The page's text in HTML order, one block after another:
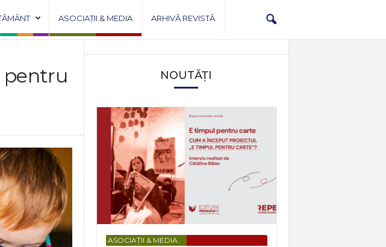
ASOCIAȚII & MEDIA ARHIVĂ REVISTĂ
pentru
NOUTĂȚI
ASOCIAȚII & MEDIA